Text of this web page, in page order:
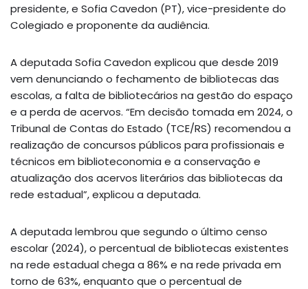
presidente, e Sofia Cavedon (PT), vice-presidente do
Colegiado e proponente da audiência.
A deputada Sofia Cavedon explicou que desde 2019
vem denunciando o fechamento de bibliotecas das
escolas, a falta de bibliotecários na gestão do espaço
e a perda de acervos. “Em decisão tomada em 2024, o
Tribunal de Contas do Estado (TCE/RS) recomendou a
realização de concursos públicos para profissionais e
técnicos em biblioteconomia e a conservação e
atualização dos acervos literários das bibliotecas da
rede estadual”, explicou a deputada.
A deputada lembrou que segundo o último censo
escolar (2024), o percentual de bibliotecas existentes
na rede estadual chega a 86% e na rede privada em
torno de 63%, enquanto que o percentual de